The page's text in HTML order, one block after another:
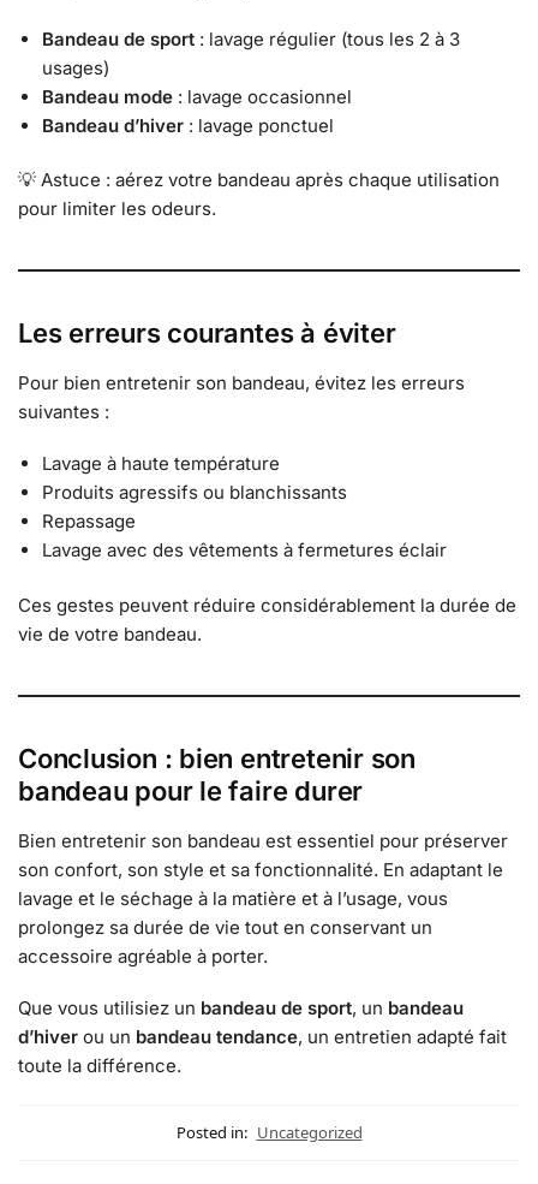
Bandeau de sport : lavage régulier (tous les 2 à 3
usages)
Bandeau mode : lavage occasionnel
Bandeau d’hiver : lavage ponctuel
💡 Astuce : aérez votre bandeau après chaque utilisation
pour limiter les odeurs.
Les erreurs courantes à éviter
Pour bien entretenir son bandeau, évitez les erreurs
suivantes :
Lavage à haute température
Produits agressifs ou blanchissants
Repassage
Lavage avec des vêtements à fermetures éclair
Ces gestes peuvent réduire considérablement la durée de
vie de votre bandeau.
Conclusion : bien entretenir son
bandeau pour le faire durer
Bien entretenir son bandeau est essentiel pour préserver
son confort, son style et sa fonctionnalité. En adaptant le
lavage et le séchage à la matière et à l’usage, vous
prolongez sa durée de vie tout en conservant un
accessoire agréable à porter.
Que vous utilisiez un bandeau de sport, un bandeau
d’hiver ou un bandeau tendance, un entretien adapté fait
toute la différence.
Posted in: Uncategorized